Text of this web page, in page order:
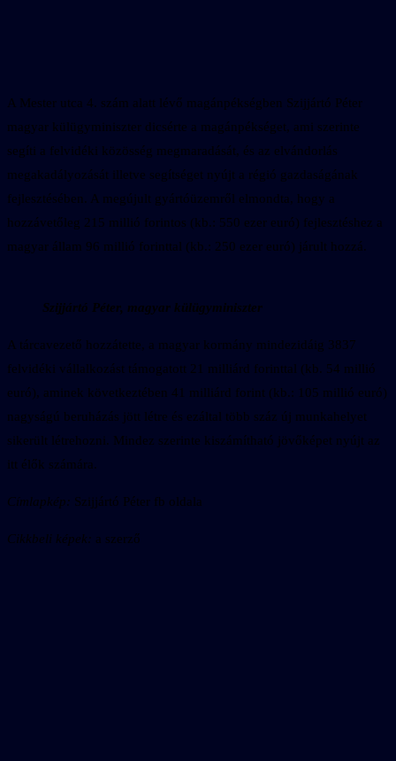
A Mester utca 4. szám alatt lévő magánpékségben Szijjártó Péter
magyar külügyminiszter dicsérte a magánpékséget, ami szerinte
segíti a felvidéki közösség megmaradását, és az elvándorlás
megakadályozását illetve segítséget nyújt a régió gazdaságának
fejlesztésében. A megújult gyártóüzemről elmondta, hogy a
hozzávetőleg 215 millió forintos (kb.: 550 ezer euró) fejlesztéshez a
magyar állam 96 millió forinttal (kb.: 250 ezer euró) járult hozzá.
Szijjártó Péter, magyar külügyminiszter
A tárcavezető hozzátette, a magyar kormány mindezidáig 3837
felvidéki vállalkozást támogatott 21 milliárd forinttal (kb. 54 millió
euró), aminek következtében 41 milliárd forint (kb.: 105 millió euró)
nagyságú beruházás jött létre és ezáltal több száz új munkahelyet
sikerült létrehozni. Mindez szerinte kiszámítható jövőképet nyújt az
itt élők számára.
Címlapkép: Szijjártó Péter fb oldala
Cikkbeli képek: a szerző